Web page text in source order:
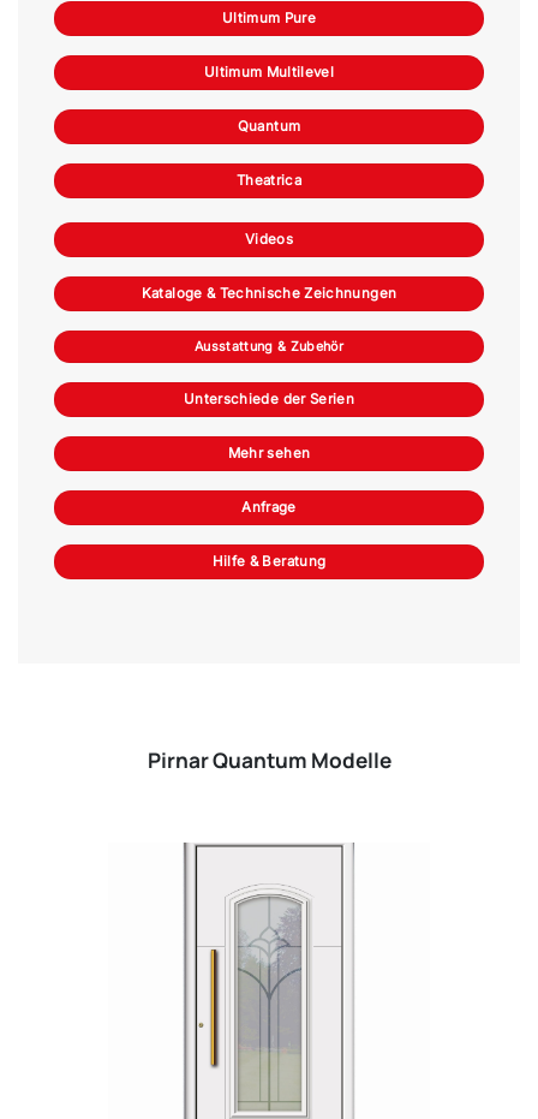
Ultimum Pure
Ultimum Multilevel
Quantum
Theatrica
Videos
Kataloge & Technische Zeichnungen
Ausstattung & Zubehör
Unterschiede der Serien
Mehr sehen
Anfrage
Hilfe & Beratung
Pirnar Quantum Modelle